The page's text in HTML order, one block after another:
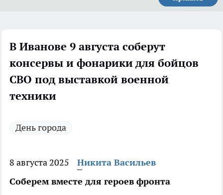
В Иванове 9 августа соберут
консервы и фонарики для бойцов
СВО под выставкой военной
техники
День города
8 августа 2025
Никита Васильев
Соберем вместе для героев фронта